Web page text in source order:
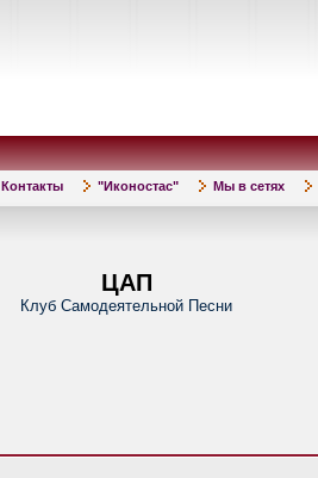
Контакты "Иконостас" Мы в сетях
ЦАП
Клуб Самодеятельной Песни